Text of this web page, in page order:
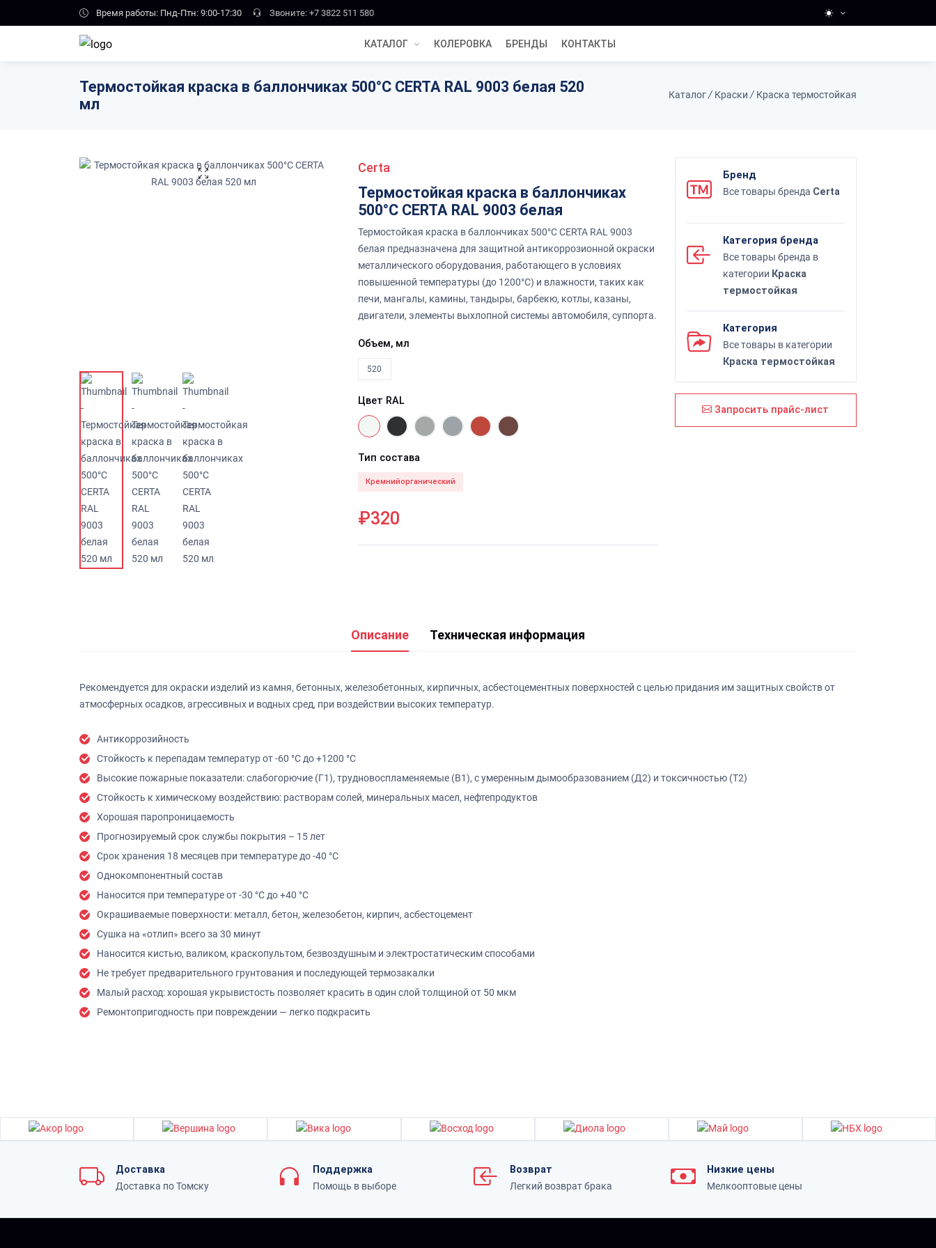
Skip to main content Время работы: Пнд-Птн: 9:00-17:30 Звоните: +7 3822 511 580
КАТАЛОГ КОЛЕРОВКА БРЕНДЫ КОНТАКТЫ
Термостойкая краска в баллончиках 500°С CERTA RAL 9003 белая 520
мл
Каталог/ Краски / Краска термостойкая
Certa
Термостойкая краска в баллончиках
500°С CERTA RAL 9003 белая
Термостойкая краска в баллончиках 500°С CERTA RAL 9003
белая предназначена для защитной антикоррозионной окраски
металлического оборудования, работающего в условиях
повышенной температуры (до 1200°С) и влажности, таких как
печи, мангалы, камины, тандыры, барбекю, котлы, казаны,
двигатели, элементы выхлопной системы автомобиля, суппорта.
Объем, мл
520
Цвет RAL
Тип состава
Кремнийорганический
₽320
Бренд
Все товары бренда Certa
Категория бренда
Все товары бренда в
категории Краска
термостойкая
Категория
Все товары в категории
Краска термостойкая
Запросить прайс-лист
Описание Техническая информация
Рекомендуется для окраски изделий из камня, бетонных, железобетонных, кирпичных, асбестоцементных поверхностей с целью придания им защитных свойств от
атмосферных осадков, агрессивных и водных сред, при воздействии высоких температур.
Антикоррозийность
Стойкость к перепадам температур от -60 °С до +1200 °С
Высокие пожарные показатели: слабогорючие (Г1), трудновоспламеняемые (В1), с умеренным дымообразованием (Д2) и токсичностью (Т2)
Стойкость к химическому воздействию: растворам солей, минеральных масел, нефтепродуктов
Хорошая паропроницаемость
Прогнозируемый срок службы покрытия – 15 лет
Срок хранения 18 месяцев при температуре до -40 °С
Однокомпонентный состав
Наносится при температуре от -30 °С до +40 °С
Окрашиваемые поверхности: металл, бетон, железобетон, кирпич, асбестоцемент
Сушка на «отлип» всего за 30 минут
Наносится кистью, валиком, краскопультом, безвоздушным и электростатическим способами
Не требует предварительного грунтования и последующей термозакалки
Малый расход: хорошая укрывистость позволяет красить в один слой толщиной от 50 мкм
Ремонтопригодность при повреждении — легко подкрасить
Доставка
Доставка по Томску
Поддержка
Помощь в выборе
Возврат
Легкий возврат брака
Низкие цены
Мелкооптовые цены